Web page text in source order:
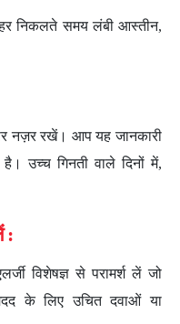
निकलते समय लंबी आस्तीन,
नज़र रखें। आप यह जानकारी
उच्च गिनती वाले दिनों में,
:
विशेषज्ञ से परामर्श लें जो
के लिए उचित दवाओं या